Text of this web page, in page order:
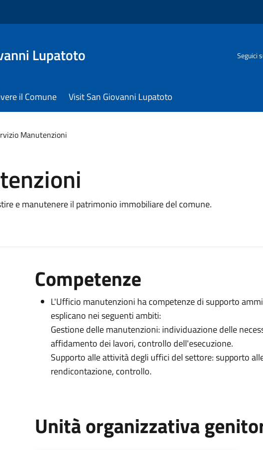
Lupatoto Seguici
il Comune Visit San Giovanni Lupatoto
Manutenzioni
e manutenere il patrimonio immobiliare del comune.
Competenze
L'Ufficio manutenzioni ha competenze di supporto
esplicano nei seguenti ambiti:
Gestione delle manutenzioni: individuazione delle
affidamento dei lavori, controllo dell'esecuzione.
Supporto alle attività degli uffici del settore: supporto
rendicontazione, controllo.
Unità organizzativa